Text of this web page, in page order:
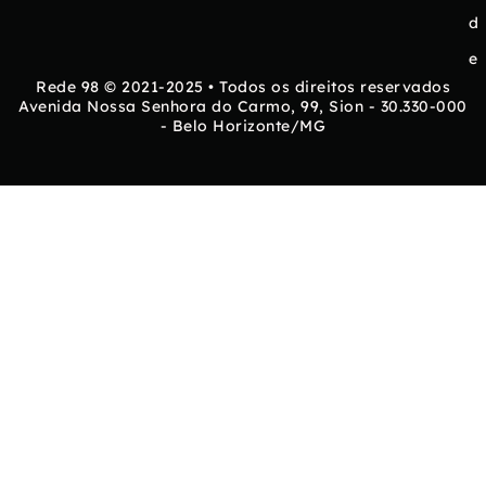
d
e
Rede 98 © 2021-2025 • Todos os direitos reservados
Avenida Nossa Senhora do Carmo, 99, Sion - 30.330-000
- Belo Horizonte/MG